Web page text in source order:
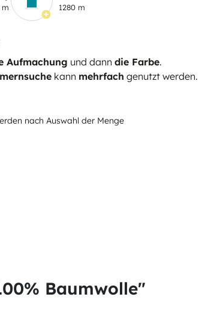
m 1280 m
Aufmachung und dann die Farbe.
kann mehrfach genutzt werden.
nach Auswahl der Menge
Baumwolle"